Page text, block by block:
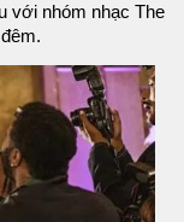
với nhóm nhạc The